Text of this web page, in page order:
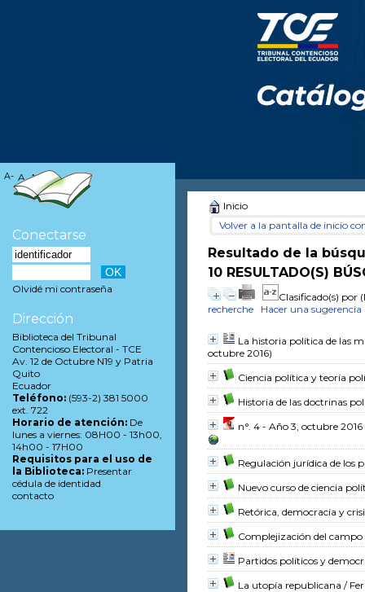
Inicio
Volver a la pantalla de inicio
Resultado de la
10 RESULTADO(S)
Clasificado(s) por
recherche
Hacer una sugerencia
La historia política de las
octubre 2016)
Ciencia política y teoría
Historia de las doctrinas
n°. 4 - Año 3, octubre 2016
Regulación jurídica de los
Nuevo curso de ciencia
Retórica, democracia y
Complejización del
Partidos políticos y
La utopía republicana /
A- A A+
Conectarse
Olvidé mi contraseña
Dirección
Biblioteca del Tribunal
Contencioso Electoral - TCE
Av. 12 de Octubre N19 y Patria
Quito
Ecuador
Teléfono: (593-2) 381 5000
ext. 722
Horario de atención: De
lunes a viernes: 08H00 - 13h00,
14h00 - 17H00
Requisitos para el uso de
la Biblioteca: Presentar
cédula de identidad
contacto